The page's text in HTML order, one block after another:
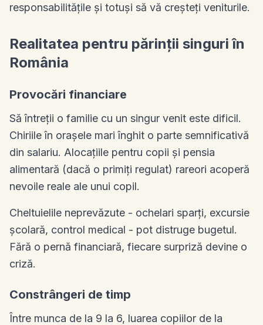
responsabilitățile și totuși să vă creșteți veniturile.
Realitatea pentru părinții singuri în
România
Provocări financiare
Să întreții o familie cu un singur venit este dificil.
Chiriile în orașele mari înghit o parte semnificativă
din salariu. Alocațiile pentru copii și pensia
alimentară (dacă o primiți regulat) rareori acoperă
nevoile reale ale unui copil.
Cheltuielile neprevăzute - ochelari sparți, excursie
școlară, control medical - pot distruge bugetul.
Fără o pernă financiară, fiecare surpriză devine o
criză.
Constrângeri de timp
Între munca de la 9 la 6, luarea copiilor de la